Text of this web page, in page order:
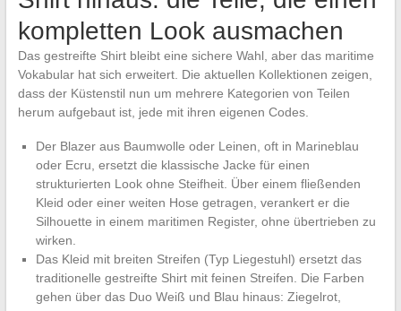
kompletten Look ausmachen
Das gestreifte Shirt bleibt eine sichere Wahl, aber das maritime
Vokabular hat sich erweitert. Die aktuellen Kollektionen zeigen,
dass der Küstenstil nun um mehrere Kategorien von Teilen
herum aufgebaut ist, jede mit ihren eigenen Codes.
Der Blazer aus Baumwolle oder Leinen, oft in Marineblau
oder Ecru, ersetzt die klassische Jacke für einen
strukturierten Look ohne Steifheit. Über einem fließenden
Kleid oder einer weiten Hose getragen, verankert er die
Silhouette in einem maritimen Register, ohne übertrieben zu
wirken.
Das Kleid mit breiten Streifen (Typ Liegestuhl) ersetzt das
traditionelle gestreifte Shirt mit feinen Streifen. Die Farben
gehen über das Duo Weiß und Blau hinaus: Ziegelrot,